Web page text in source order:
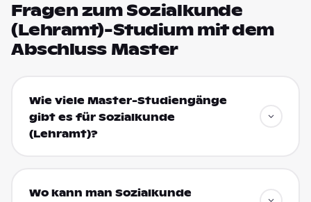
Fragen zum Sozialkunde
(Lehramt)-Studium mit dem
Abschluss Master
Wie viele Master-Studiengänge
gibt es für Sozialkunde
(Lehramt)?
Wo kann man Sozialkunde